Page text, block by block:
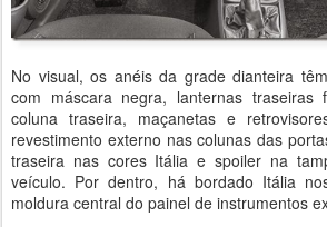
No visual, os anéis da grade dianteira
com máscara negra, lanternas traseiras
coluna traseira, maçanetas e
revestimento externo nas colunas das
traseira nas cores Itália e spoiler na
veículo. Por dentro, há bordado Itália
moldura central do painel de instrumentos